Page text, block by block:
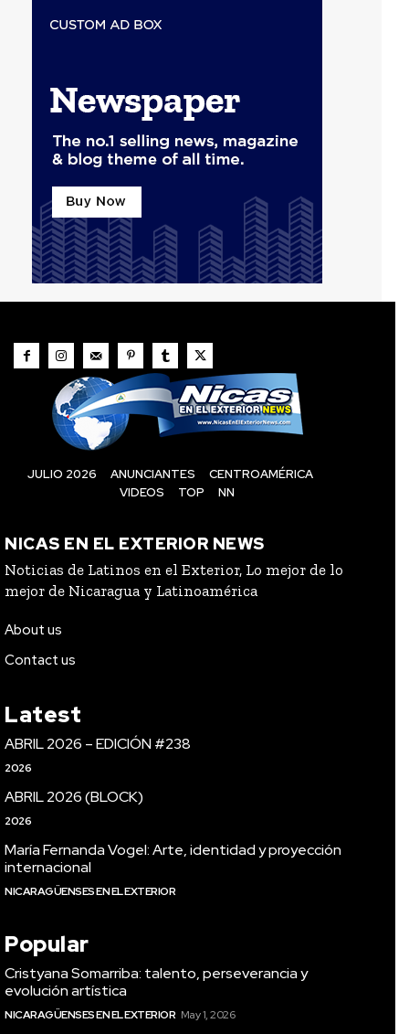
JULIO 2026 ANUNCIANTES
CENTROAMÉRICA
VIDEOS
TOP NN
NICAS EN EL EXTERIOR NEWS
Noticias de Latinos en el Exterior, Lo mejor de lo
mejor de Nicaragua y Latinoamérica
About us
Contact us
Latest
ABRIL 2026 – EDICIÓN #238
2026
ABRIL 2026 (BLOCK)
2026
María Fernanda Vogel: Arte, identidad y proyección
internacional
NICARAGÜENSES EN EL EXTERIOR
Popular
Cristyana Somarriba: talento, perseverancia y
evolución artística
NICARAGÜENSES EN EL EXTERIOR May 1, 2026